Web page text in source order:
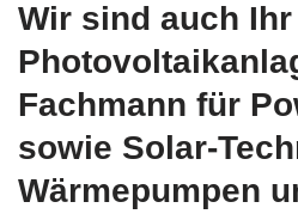
Wir sind auch
Fachmann für
sowie Solar-
Wärmepumpen